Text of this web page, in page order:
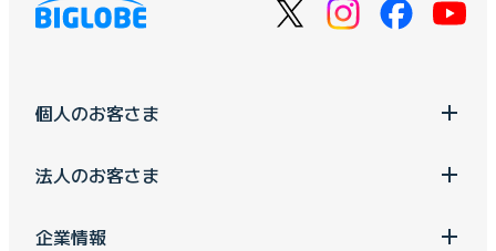
個人のお客さま
法人のお客さま
企業情報